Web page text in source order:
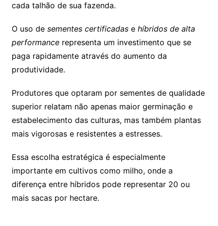
cada talhão de sua fazenda.
O uso de sementes certificadase híbridos de alta
performancerepresenta um investimento que se
paga rapidamente através do aumento da
produtividade.
Produtores que optaram por sementes de qualidade
superior relatam não apenas maior germinação e
estabelecimento das culturas, mas também plantas
mais vigorosas e resistentes a estresses.
Essa escolha estratégica é especialmente
importante em cultivos como milho, onde a
diferença entre híbridos pode representar 20 ou
mais sacas por hectare.